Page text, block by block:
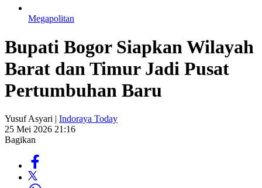
Megapolitan
Bupati Bogor Siapkan Wilayah
Barat dan Timur Jadi Pusat
Pertumbuhan Baru
Yusuf Asyari | Indoraya Today
25 Mei 2026 21:16
Bagikan